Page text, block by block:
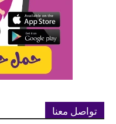
تواصل معنا